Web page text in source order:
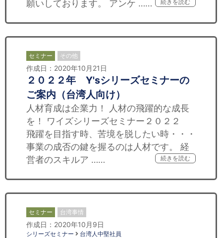
願いしております。 アンケ ……
続きを読む
セミナー その他
作成日：2020年10月21日
２０２２年 Y'sシリーズセミナーの
ご案内（台湾人向け）
人材育成は企業力！ 人材の飛躍的な成長
を！ ワイズシリーズセミナー２０２２
飛躍を目指す時、苦境を脱したい時・・・
事業の成否の鍵を握るのは人材です。 経
営者のスキルア ……
続きを読む
セミナー 台湾事情
作成日：2020年10月9日
シリーズセミナー 台湾人中堅社員